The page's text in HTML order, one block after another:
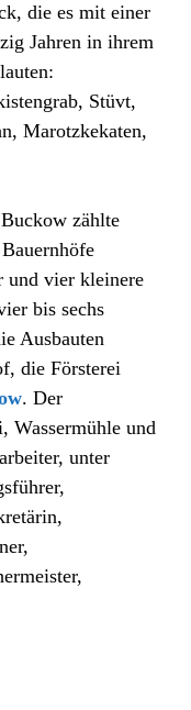
die es mit einer
Jahren in ihrem
Stüvt,
Marotzkekaten,
zählte
und vier kleinere
bis sechs
Ausbauten
die Försterei
. Der
Wassermühle und
unter